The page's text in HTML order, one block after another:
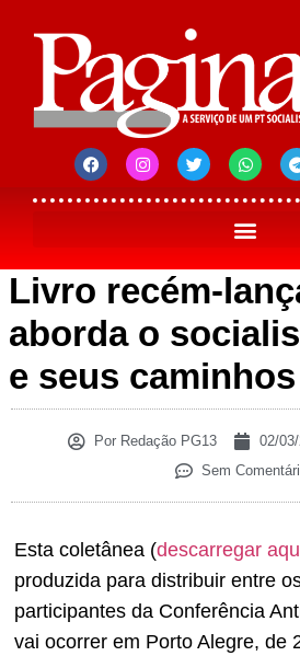
Livro recém-
aborda o
e seus caminhos
PorRedação PG13 02/
Sem
Esta coletânea (descarregar
produzida para distribuir entre
participantes da Conferência
vai ocorrer em Porto Alegre, de